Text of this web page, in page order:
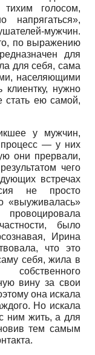
голосом,
напрягаться»,
мужчин.
по выражению
для
для себя, сама
населяющими
нужно
стать ею самой,
у мужчин,
— у них
они прервали,
чего
встречах
не просто
«выуживалась»
было
Ирина
что это
себя, жила в
вину за свои
она искала
Но искала
ним жить, а для
тем самым